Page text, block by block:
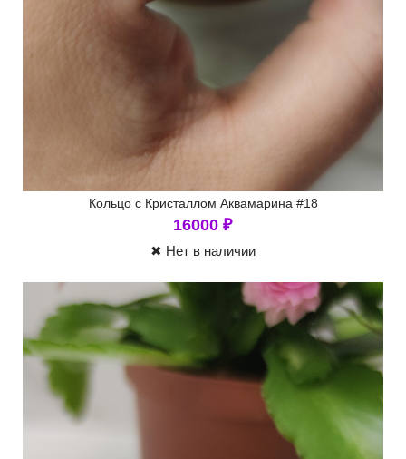
Кольцо с Кристаллом Аквамарина #18
16000 ₽
✖ Нет в наличии